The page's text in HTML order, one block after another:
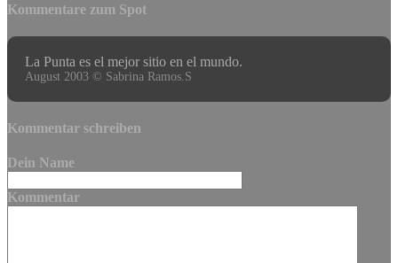
Kommentare zum Spot
La Punta es el mejor sitio en el mundo.
August 2003 © Sabrina Ramos.S
Kommentar schreiben
Dein Name
Kommentar